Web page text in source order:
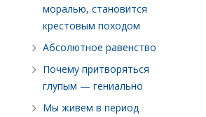
моралью, становится
крестовым походом
Абсолютное равенство
Почему притворяться
глупым — гениально
Мы живем в период